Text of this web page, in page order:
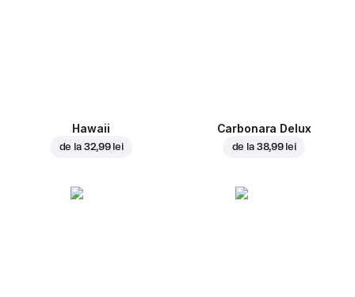
Hawaii
de la 32,99 lei
Carbonara Delux
de la 38,99 lei